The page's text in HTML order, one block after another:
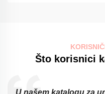
Što korisnici
U našem katalogu za